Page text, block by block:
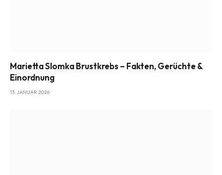
Marietta Slomka Brustkrebs – Fakten, Gerüchte &
Einordnung
13. JANUAR 2026